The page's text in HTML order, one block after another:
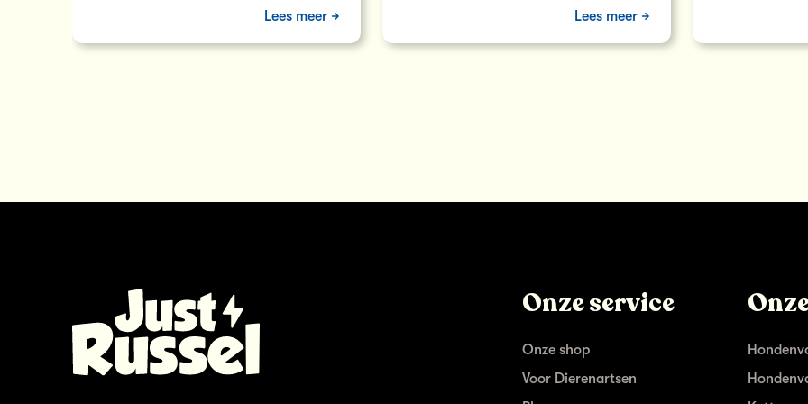
Lees meer Lees meer
Onze service
Onze shop
Voor Dierenartsen